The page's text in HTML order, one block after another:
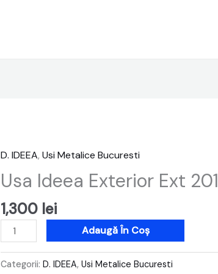
D. IDEEA,Usi Metalice Bucuresti
Usa Ideea Exterior Ext 201
1,300 lei
Cantitate
Usa
Ideea
Exterior
Ext
201
Adaugă În Coș
Categorii:D. IDEEA,Usi Metalice Bucuresti